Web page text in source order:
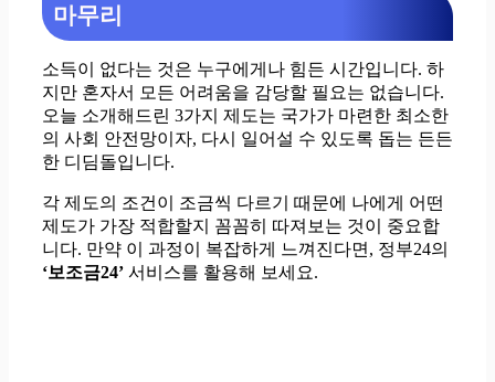
마무리
소득이 없다는 것은 누구에게나 힘든 시간입니다. 하
지만 혼자서 모든 어려움을 감당할 필요는 없습니다.
오늘 소개해드린 3가지 제도는 국가가 마련한 최소한
의 사회 안전망이자, 다시 일어설 수 있도록 돕는 든든
한 디딤돌입니다.
각 제도의 조건이 조금씩 다르기 때문에 나에게 어떤
제도가 가장 적합할지 꼼꼼히 따져보는 것이 중요합
니다. 만약 이 과정이 복잡하게 느껴진다면, 정부24의
‘보조금24’ 서비스를 활용해 보세요.